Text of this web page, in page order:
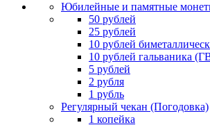
Юбилейные и памятные
50 рублей
25 рублей
10 рублей
10 рублей гальваника
5 рублей
2 рубля
1 рубль
Регулярный чекан (Погодовка)
1 копейка